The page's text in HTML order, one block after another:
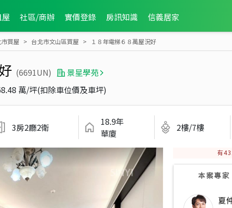
社區/商辦 實價登錄 房訊知識 信義居家
市買屋 台北市文山區買屋 １８年電梯６８萬屋況好
(6691UN)
景星學苑
萬/坪(扣除車位價及車坪)
3房2廳2衛
18.9年
華廈
2樓/7樓
有
本案專家
夏